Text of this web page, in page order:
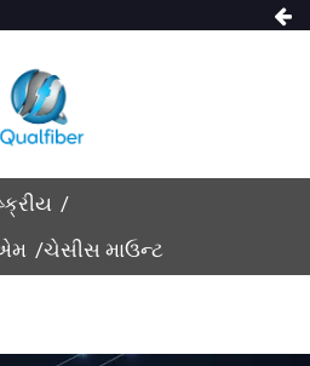
ચેસીસ માઉન્ટ